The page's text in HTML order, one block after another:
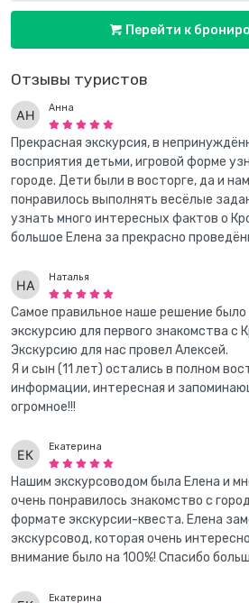
Отзывы туристов
Анна
Прекрасная экскурсия, в
восприятия детьми, игровой форме
городе. Дети были в восторге, да и
понравилось выполнять весёлые
узнать много интересных фактов о
большое Елена за прекрасно
Наталья
Самое правильное наше решение
экскурсию для первого знакомства с
Экскурсию для нас провел Алексей.
Я и сын (11 лет) остались в полном
информации, интересная и
огромное!!!
Екатерина
Нашим экскурсоводом была Елена и
очень понравилось знакомство с
формате экскурсии-квеста. Елена
экскурсовод, которая очень
внимание было на 100%! Спасибо
Екатерина
Перейти к